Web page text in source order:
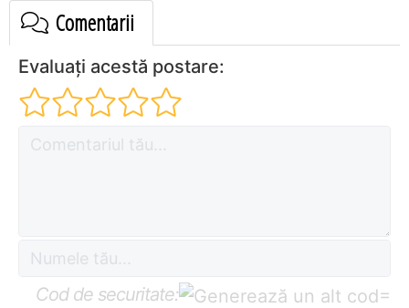
Comentarii
Evaluați acestă postare:
Cod de securitate: =